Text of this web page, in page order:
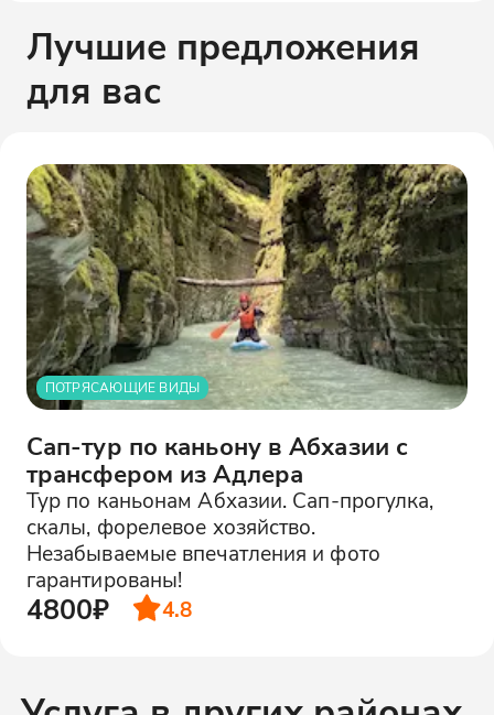
Лучшие предложения
для вас
ПОТРЯСАЮЩИЕ ВИДЫ
Сап-тур по каньону в Абхазии с
трансфером из Адлера
Тур по каньонам Абхазии. Сап-прогулка,
скалы, форелевое хозяйство.
Незабываемые впечатления и фото
гарантированы!
4800₽ 4.8